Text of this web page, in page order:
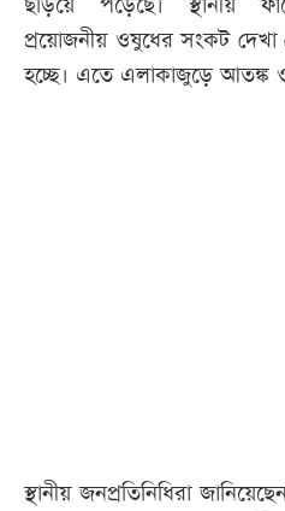
ছবি
প্রয়োজনীয় ওষুধের সংকট দেখা
হচ্ছে। এতে এলাকাজুড়ে আতঙ্ক ও
স্থানীয় জনপ্রতিনিধিরা